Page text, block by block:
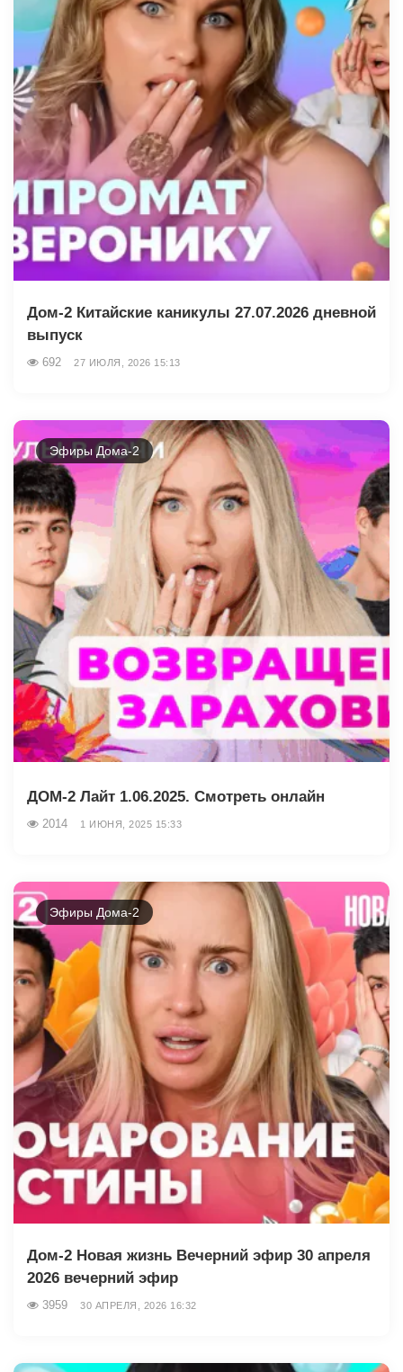
Дом-2 Китайские каникулы 27.07.2026 дневной
выпуск
692 27 ИЮЛЯ, 2026 15:13
Эфиры Дома-2
ДОМ-2 Лайт 1.06.2025. Смотреть онлайн
2014 1 ИЮНЯ, 2025 15:33
Эфиры Дома-2
Дом-2 Новая жизнь Вечерний эфир 30 апреля
2026 вечерний эфир
3959 30 АПРЕЛЯ, 2026 16:32